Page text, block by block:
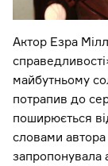
Актор Езра
майбутньому
потрапив до
поширюється
словами
запропонувала